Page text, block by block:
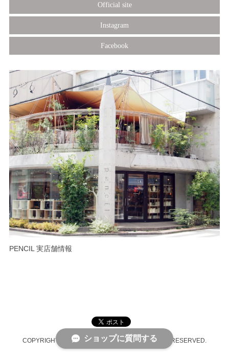
Official site
Instagram
Facebook
PENCIL 実店舗情報
COPYRIGHT © PENCIL ONLINE SHOP ALL RIGHTS RESERVED.
ショップに質問する